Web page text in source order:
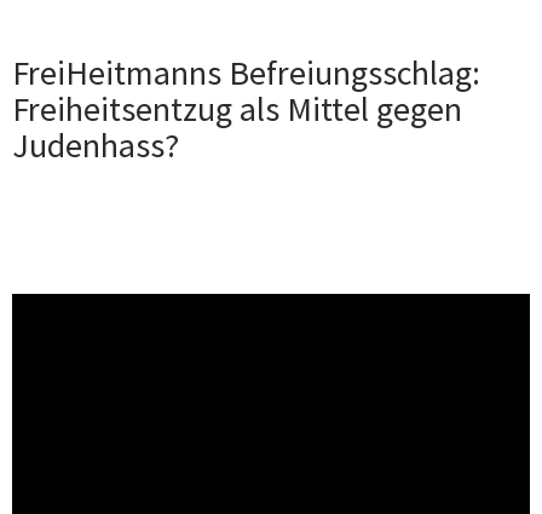
FreiHeitmanns Befreiungsschlag:
Freiheitsentzug als Mittel gegen
Judenhass?